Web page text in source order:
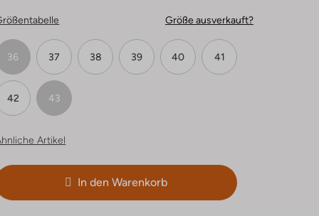
Größe ausverkauft?
36 37 38 39 40 41
42 43
Artikel
In den Warenkorb